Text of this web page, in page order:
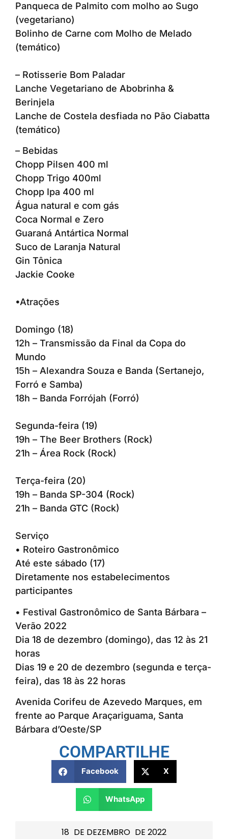
18 DE DEZEMBRO DE 2022
Panqueca de Palmito com molho ao Sugo
(vegetariano)
Bolinho de Carne com Molho de Melado
(temático)
– Rotisserie Bom Paladar
Lanche Vegetariano de Abobrinha &
Berinjela
Lanche de Costela desfiada no Pão Ciabatta
(temático)
– Bebidas
Chopp Pilsen 400 ml
Chopp Trigo 400ml
Chopp Ipa 400 ml
Água natural e com gás
Coca Normal e Zero
Guaraná Antártica Normal
Suco de Laranja Natural
Gin Tônica
Jackie Cooke
•Atrações
Domingo (18)
12h – Transmissão da Final da Copa do
Mundo
15h – Alexandra Souza e Banda (Sertanejo,
Forró e Samba)
18h – Banda Forrójah (Forró)
Segunda-feira (19)
19h – The Beer Brothers (Rock)
21h – Área Rock (Rock)
Terça-feira (20)
19h – Banda SP-304 (Rock)
21h – Banda GTC (Rock)
Serviço
• Roteiro Gastronômico
Até este sábado (17)
Diretamente nos estabelecimentos
participantes
• Festival Gastronômico de Santa Bárbara –
Verão 2022
Dia 18 de dezembro (domingo), das 12 às 21
horas
Dias 19 e 20 de dezembro (segunda e terça-
feira), das 18 às 22 horas
Avenida Corifeu de Azevedo Marques, em
frente ao Parque Araçariguama, Santa
Bárbara d’Oeste/SP
COMPARTILHE
Facebook X
WhatsApp